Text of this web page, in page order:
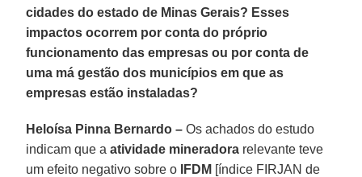
cidades do estado de Minas Gerais? Esses
impactos ocorrem por conta do próprio
funcionamento das empresas ou por conta de
uma má gestão dos municípios em que as
empresas estão instaladas?
Heloísa Pinna Bernardo – Os achados do estudo
indicam que aatividade mineradora relevante teve
um efeito negativo sobre o
IFDM [índice FIRJAN de